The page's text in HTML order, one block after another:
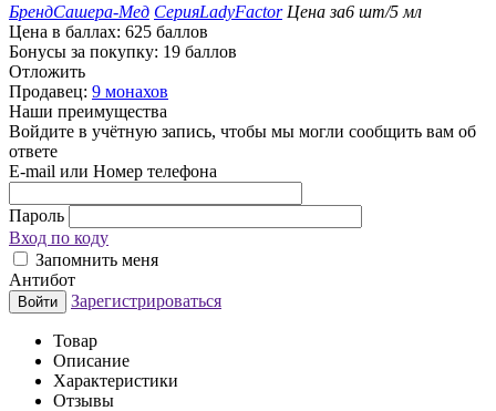
БрендСашера-Мед СерияLadyFactor Цена за6 шт/5 мл
Цена в баллах: 625 баллов
Бонусы за покупку: 19 баллов
Отложить
Продавец: 9 монахов
Наши преимущества
Войдите в учётную запись, чтобы мы могли сообщить вам об
ответе
E-mail или Номер телефона
Пароль
Вход по коду
Запомнить меня
Антибот
Войти Зарегистрироваться
Товар
Описание
Характеристики
Отзывы